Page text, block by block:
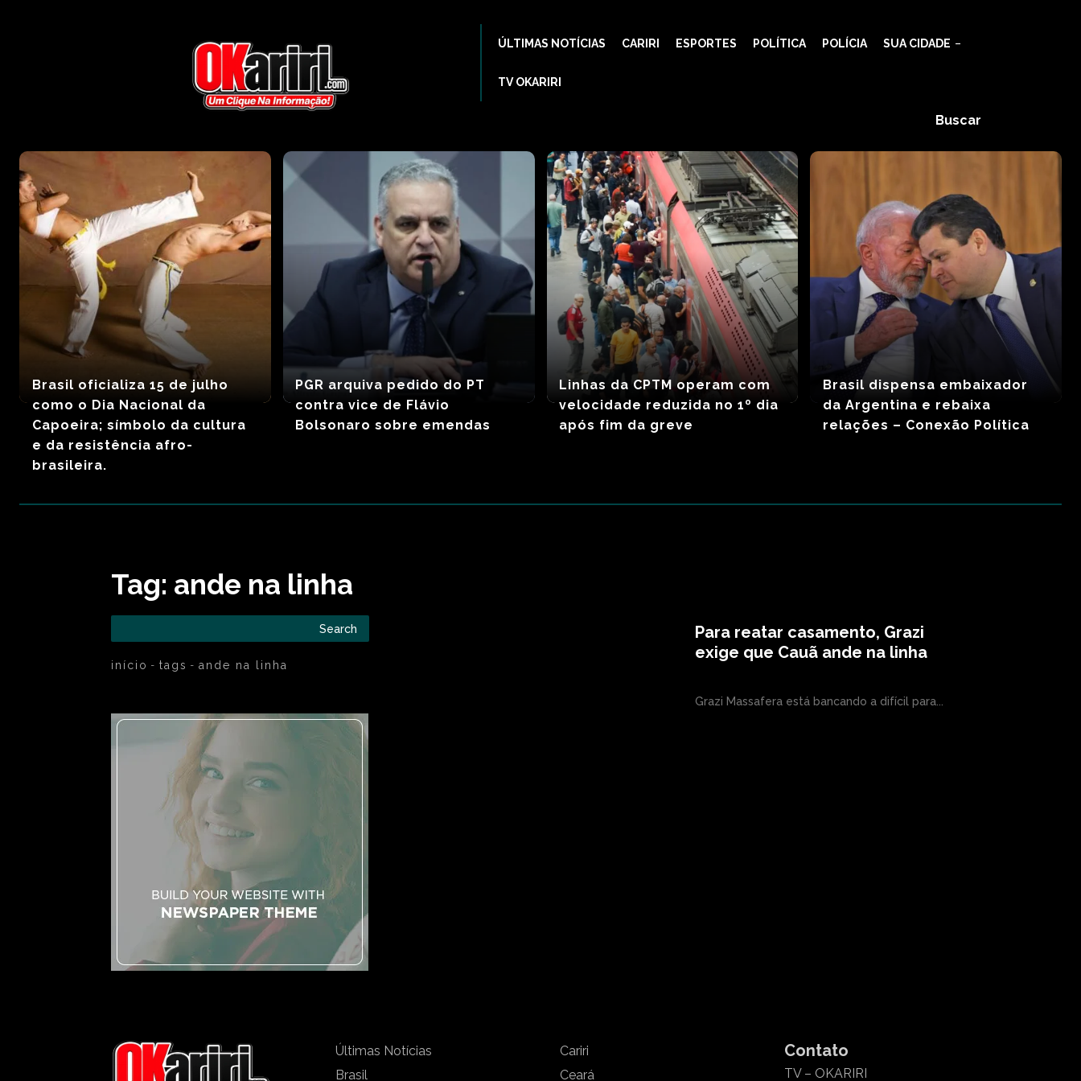
ÚLTIMAS NOTÍCIAS CARIRI ESPORTES POLÍTICA POLÍCIA SUA CIDADE
TV OKARIRI
Buscar
Brasil oficializa 15 de julho
como o Dia Nacional da
Capoeira; símbolo da cultura
e da resistência afro-
brasileira.
PGR arquiva pedido do PT
contra vice de Flávio
Bolsonaro sobre emendas
Linhas da CPTM operam com
velocidade reduzida no 1º dia
após fim da greve
Brasil dispensa embaixador
da Argentina e rebaixa
relações – Conexão Política
Tag: ande na linha
Search
início tags ande na linha
Para reatar casamento, Grazi
exige que Cauã ande na linha
Grazi Massafera está bancando a difícil para...
Últimas Notícias
Brasil
Cariri
Ceará
Contato
TV – OKARIRI